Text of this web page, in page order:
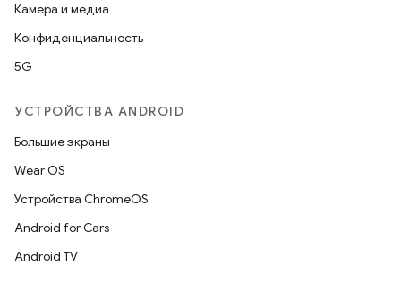
Камера и медиа
Конфиденциальность
5G
УСТРОЙСТВА ANDROID
Большие экраны
Wear OS
Устройства ChromeOS
Android for Cars
Android TV